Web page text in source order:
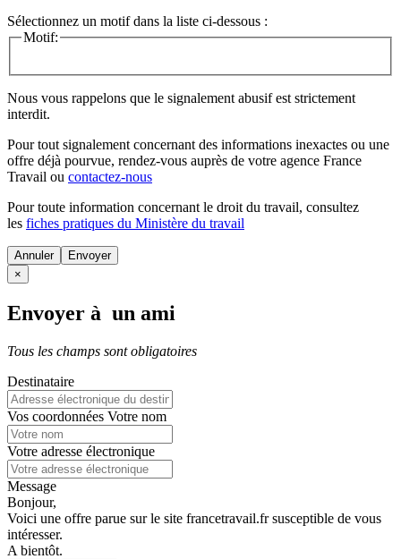
Sélectionnez un motif dans la liste ci-dessous :
Motif:
Nous vous rappelons que le signalement abusif est strictement
interdit.
Pour tout signalement concernant des informations inexactes ou une
offre déjà pourvue, rendez-vous auprès de votre agence France
Travail ou contactez-nous
Pour toute information concernant le droit du travail, consultez
les fiches pratiques du Ministère du travail
Annuler
×
Envoyer à un ami
Tous les champs sont obligatoires
Destinataire
Vos coordonnées Votre nom
Votre adresse électronique
Message
Bonjour,
Voici une offre parue sur le site francetravail.fr susceptible de vous
intéresser.
A bientôt.